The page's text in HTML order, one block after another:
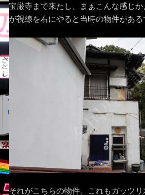
宝厳寺まで来たし、まぁこんな感じ
が視線を右にやると当時の物件がある
それがこちらの物件。これもガッツ